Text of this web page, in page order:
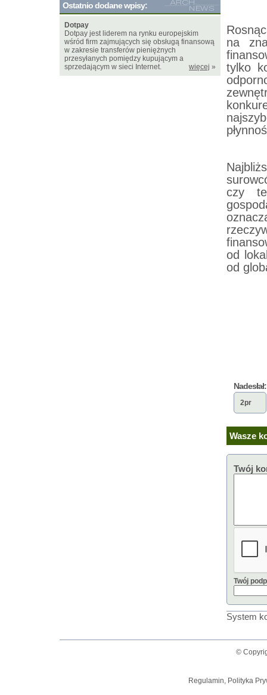
na
tylko
czy
od
od
Nadesłał:
2pr
Wasze
Twój
Twój
System
Ostatnio dodane wpisy:
Dotpay
Dotpay jest liderem na rynku europejskim
wśród firm zajmujących się obsługą finansową
w zakresie transferów pieniężnych
przesyłanych pomiędzy kupującym a
sprzedającym w sieci Internet.
więcej »
©
Regulamin, Polityka